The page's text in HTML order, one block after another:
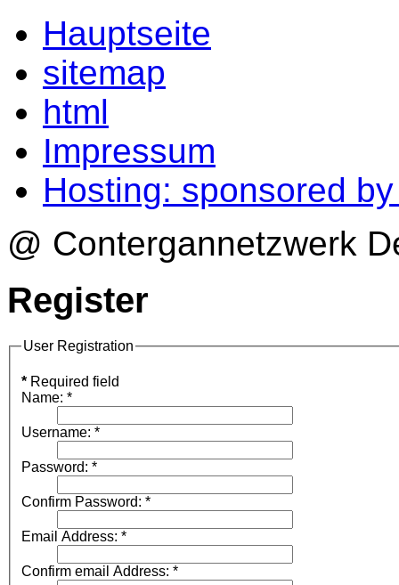
Hauptseite
sitemap
html
Impressum
Hosting: sponsored
@ Contergannetzwerk
Register
User Registration
* Required field
Name: *
Username: *
Password: *
Confirm Password: *
Email Address: *
Confirm email Address: *